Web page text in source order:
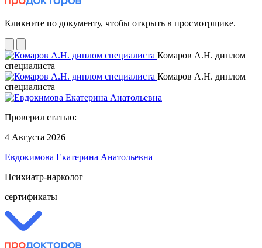
Кликните по документу, чтобы открыть в просмотрщике.
Комаров А.Н. диплом
специалиста
Комаров А.Н. диплом
специалиста
Проверил статью:
4 Августа 2026
Евдокимова Екатерина Анатольевна
Психиатр-нарколог
сертификаты